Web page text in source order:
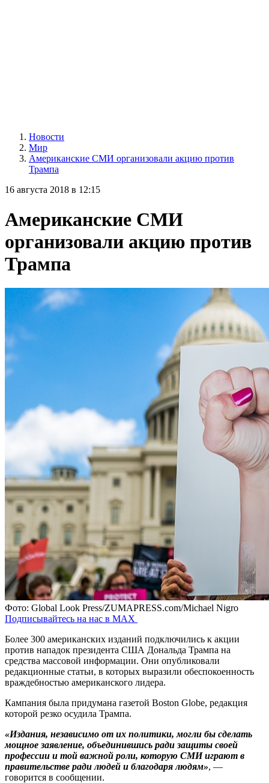
Новости
Мир
Американские СМИ организовали акцию против
Трампа
16 августа 2018 в 12:15
Американские СМИ
организовали акцию против
Трампа
Фото: Global Look Press/ZUMAPRESS.com/Michael Nigro
Подписывайтесь на нас в MAX
Более 300 американских изданий подключились к акции
против нападок президента США Дональда Трампа на
средства массовой информации. Они опубликовали
редакционные статьи, в которых выразили обеспокоенность
враждебностью американского лидера.
Кампания была придумана газетой Boston Globe, редакция
которой резко осудила Трампа.
«Издания, независимо от их политики, могли бы сделать
мощное заявление, объединившись ради защиты своей
профессии и той важной роли, которую СМИ играют в
правительстве ради людей и благодаря людям», —
говорится в сообщении.